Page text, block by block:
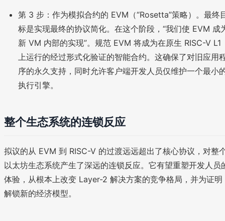
第 3 步：作为模拟合约的 EVM（“Rosetta”策略）。最终
标是实现最终的协议简化。在这个阶段，“我们使 EVM 成
新 VM 内部的实现”。规范 EVM 将成为在原生 RISC-V L1
上运行的经过形式化验证的智能合约。这确保了对旧应用
序的永久支持，同时允许客户端开发人员仅维护一个最小
执行引擎。
整个生态系统的连锁反应
拟议的从 EVM 到 RISC-V 的过渡远远超出了核心协议，对整
以太坊生态系统产生了深远的连锁反应。它有望重塑开发人员
体验，从根本上改变 Layer-2 解决方案的竞争格局，并为证明
解锁新的经济模型。